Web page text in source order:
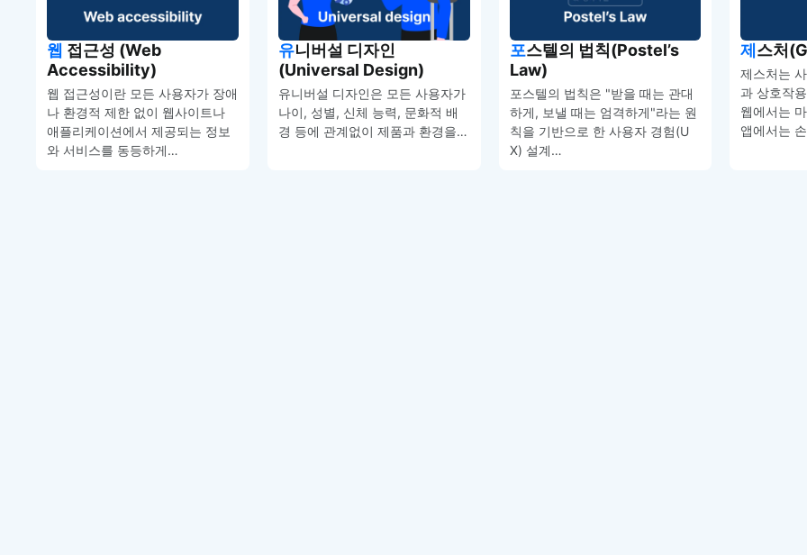
웹 접근성 (Web
Accessibility)
웹 접근성이란 모든 사용자가 장애
나 환경적 제한 없이 웹사이트나
애플리케이션에서 제공되는 정보
와 서비스를 동등하게…
유니버설 디자인
(Universal Design)
유니버설 디자인은 모든 사용자가
나이, 성별, 신체 능력, 문화적 배
경 등에 관계없이 제품과 환경을…
포스텔의 법칙(Postel’s
Law)
포스텔의 법칙은 "받을 때는 관대
하게, 보낼 때는 엄격하게"라는 원
칙을 기반으로 한 사용자 경험(U
X) 설계…
제스처
제스처는
과 상호작
웹에서는
앱에서는